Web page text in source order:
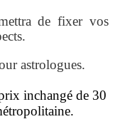
de fixer vos
astrologues.
inchangé de 30